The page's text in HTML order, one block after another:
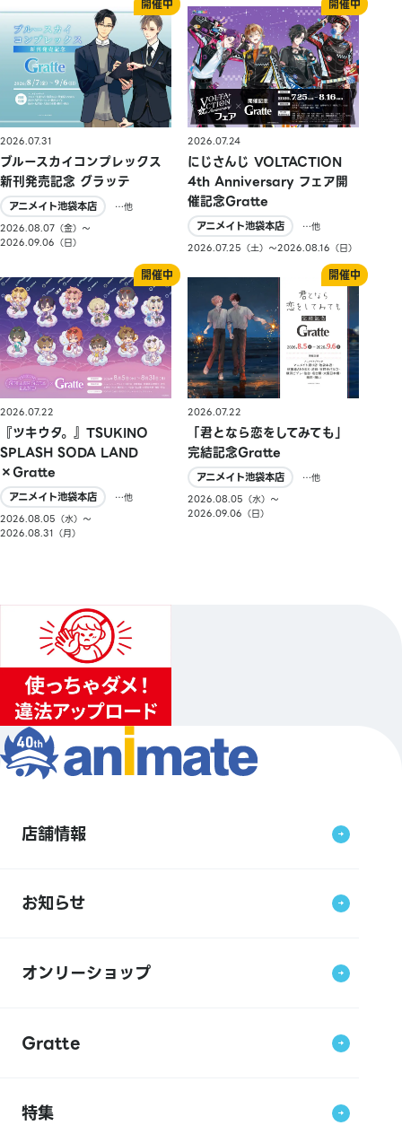
2026.07.31
ブルースカイコンプレックス
新刊発売記念 グラッテ
アニメイト池袋本店
…他
2026.08.07（金）〜
2026.09.06（日）
2026.07.24
にじさんじ VOLTACTION
4th Anniversary フェア開
催記念Gratte
アニメイト池袋本店
…他
2026.07.25（土）〜2026.08.16（日）
2026.07.22
『ツキウタ。』TSUKINO
SPLASH SODA LAND
×Gratte
アニメイト池袋本店
…他
2026.08.05（水）〜
2026.08.31（月）
2026.07.22
「君となら恋をしてみても」
完結記念Gratte
アニメイト池袋本店
…他
2026.08.05（水）〜
2026.09.06（日）
店舗情報
お知らせ
オンリーショップ
Gratte
特集